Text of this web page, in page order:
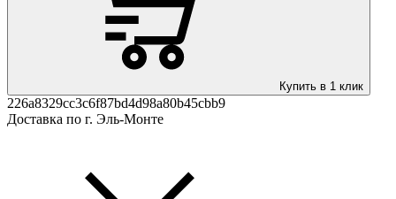
Купить в 1 клик
226a8329cc3c6f87bd4d98a80b45cbb9
Доставка по г. Эль-Монте